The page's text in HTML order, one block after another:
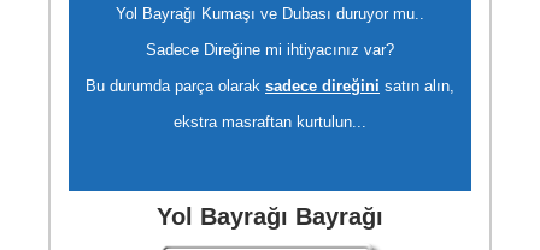
Yol Bayrağı Kumaşı ve Dubası duruyor mu..
Sadece Direğine mi ihtiyacınız var?
Bu durumda parça olarak sadece direğini satın alın,
ekstra masraftan kurtulun...
Yol Bayrağı Bayrağı